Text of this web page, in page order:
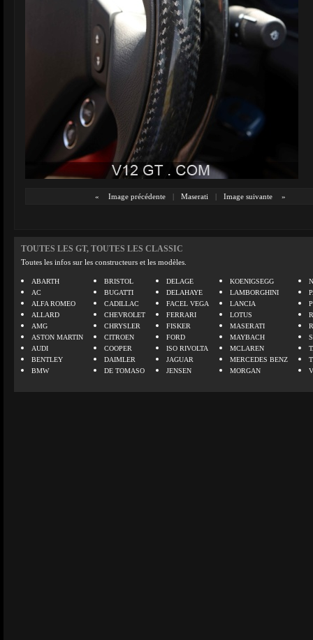
« Image précédente | Maserati | Image suivante »
TOUTES LES GT, TOUTES LES CLASSIC
Toutes les infos sur les constructeurs et les modèles.
ABARTH
AC
ALFA ROMEO
ALLARD
AMG
ASTON MARTIN
AUDI
BENTLEY
BMW
BRISTOL
BUGATTI
CADILLAC
CHEVROLET
CHRYSLER
CITROEN
COOPER
DAIMLER
DE TOMASO
DELAGE
DELAHAYE
FACEL VEGA
FERRARI
FISKER
FORD
ISO RIVOLTA
JAGUAR
JENSEN
KOENIGSEGG
LAMBORGHINI
LANCIA
LOTUS
MASERATI
MAYBACH
MCLAREN
MERCEDES BENZ
MORGAN